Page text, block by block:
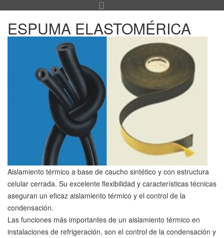
ESPUMA ELASTOMÉRICA
Aislamiento térmico a base de caucho sintético y con estructura
celular cerrada. Su excelente flexibilidad y características técnicas
aseguran un eficaz aislamiento térmico y el control de la
condensación.
Las funciones más importantes de un aislamiento térmico en
instalaciones de refrigeración, son el control de la condensación y